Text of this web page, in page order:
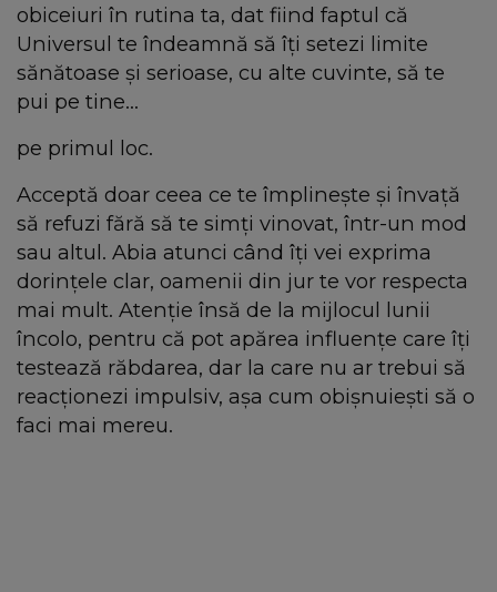
obiceiuri în rutina ta, dat fiind faptul că
Universul te îndeamnă să îți setezi limite
sănătoase și serioase, cu alte cuvinte, să te
pui pe tine...
pe primul loc.
Acceptă doar ceea ce te împlinește și învață
să refuzi fără să te simți vinovat, într-un mod
sau altul. Abia atunci când îți vei exprima
dorințele clar, oamenii din jur te vor respecta
mai mult. Atenție însă de la mijlocul lunii
încolo, pentru că pot apărea influențe care îți
testează răbdarea, dar la care nu ar trebui să
reacționezi impulsiv, așa cum obișnuiești să o
faci mai mereu.